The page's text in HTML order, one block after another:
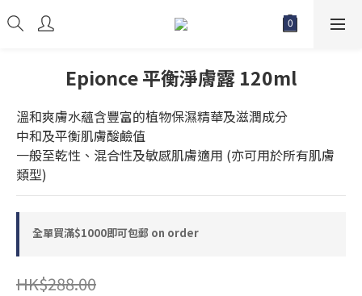
Epionce 平衡淨膚露 120ml
溫和爽膚水蘊含豐富的植物保濕精華及滋潤成分
中和及平衡肌膚酸鹼值
一般至乾性、混合性及敏感肌膚適用 (亦可用於所有肌膚
類型)
全單買滿$1000即可包郵 on order
HK$288.00